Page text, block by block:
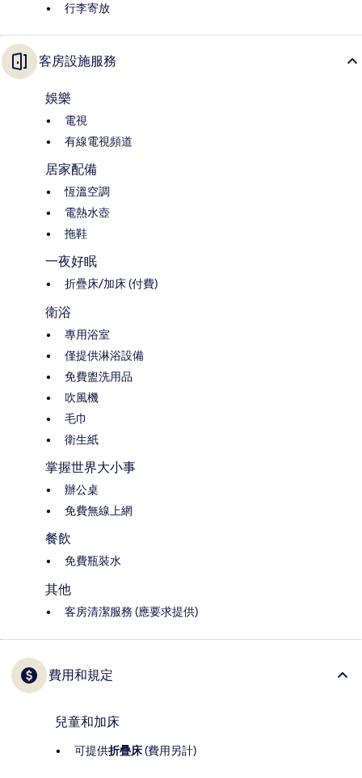
行李寄放
客房設施服務
娛樂
電視
有線電視頻道
居家配備
恆溫空調
電熱水壺
拖鞋
一夜好眠
折疊床/加床 (付費)
衛浴
專用浴室
僅提供淋浴設備
免費盥洗用品
吹風機
毛巾
衛生紙
掌握世界大小事
辦公桌
免費無線上網
餐飲
免費瓶裝水
其他
客房清潔服務 (應要求提供)
費用和規定
兒童和加床
可提供折疊床(費用另計)